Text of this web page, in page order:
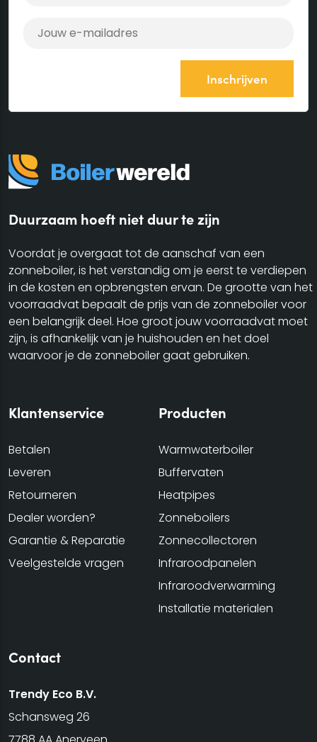
Duurzaam hoeft niet duur te zijn
Voordat je overgaat tot de aanschaf van een
zonneboiler, is het verstandig om je eerst te verdiepen
in de kosten en opbrengsten ervan. De grootte van het
voorraadvat bepaalt de prijs van de zonneboiler voor
een belangrijk deel. Hoe groot jouw voorraadvat moet
zijn, is afhankelijk van je huishouden en het doel
waarvoor je de zonneboiler gaat gebruiken.
Klantenservice
Betalen
Leveren
Retourneren
Dealer worden?
Garantie & Reparatie
Veelgestelde vragen
Producten
Warmwaterboiler
Buffervaten
Heatpipes
Zonneboilers
Zonnecollectoren
Infraroodpanelen
Infraroodverwarming
Installatie materialen
Contact
Trendy Eco B.V.
Schansweg 26